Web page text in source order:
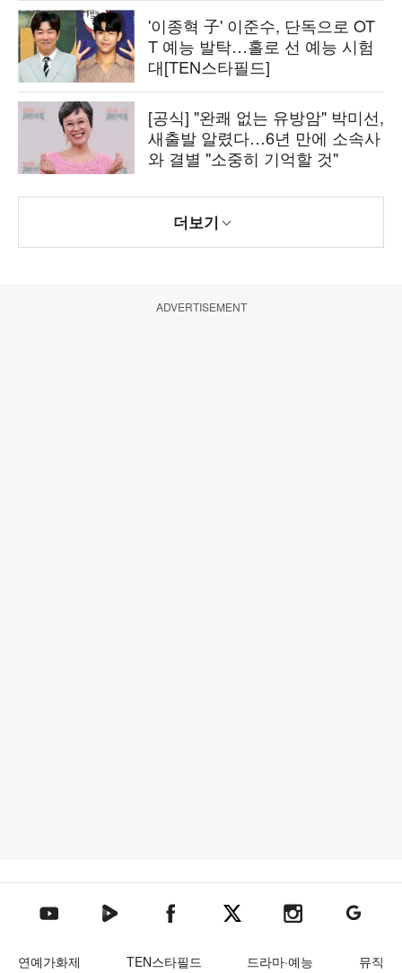
'이종혁 子' 이준수, 단독으로 OT
T 예능 발탁…홀로 선 예능 시험
대[TEN스타필드]
[공식] "완쾌 없는 유방암" 박미선,
새출발 알렸다…6년 만에 소속사
와 결별 "소중히 기억할 것"
더보기
ADVERTISEMENT
텐아시아 유튜브텐아시아 네이버TV텐아시아 페이스북텐아시아 엑스텐아시아 인스타그램
텐아시아
연예가화제 TEN스타필드 드라마·예능 뮤직